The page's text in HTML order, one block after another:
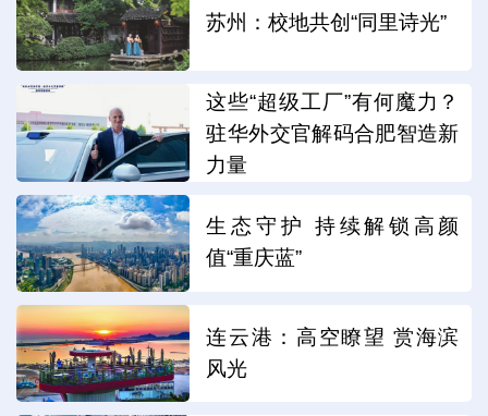
苏州：校地共创“同里诗光”
这些“超级工厂”有何魔力？
驻华外交官解码合肥智造新
力量
生态守护 持续解锁高颜
值“重庆蓝”
连云港：高空瞭望 赏海滨
风光